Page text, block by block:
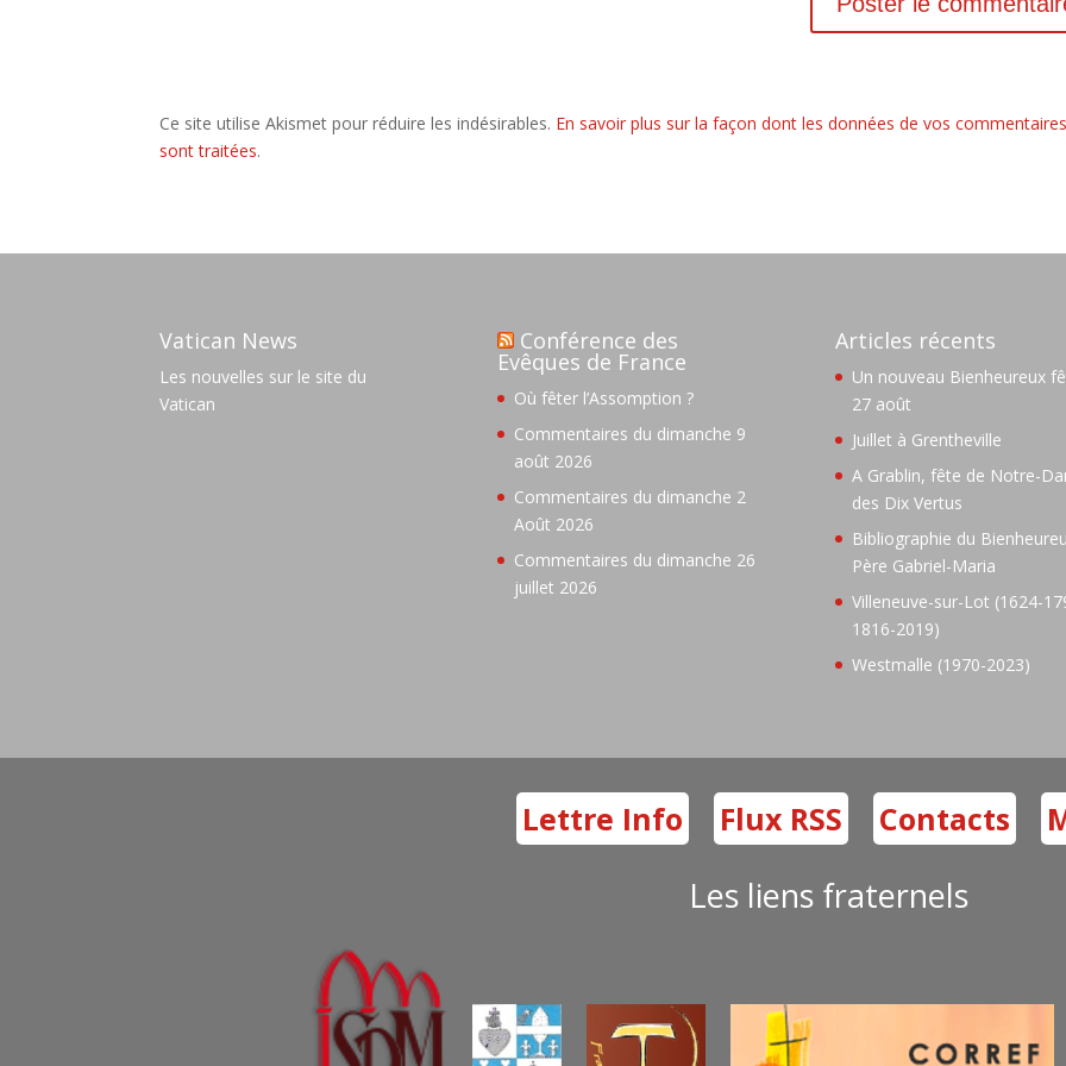
Ce site utilise Akismet pour réduire les indésirables. En savoir plus sur la façon dont les données de vos
sont traitées.
Vatican News
Les nouvelles sur le site du
Vatican
Conférence des
Evêques de France
Où fêter l’Assomption ?
Commentaires du dimanche 9
août 2026
Commentaires du dimanche 2
Août 2026
Commentaires du dimanche 26
juillet 2026
Articles récents
Un nouveau Bienheureux
27 août
Juillet à Grentheville
A Grablin, fête de Notre-
des Dix Vertus
Bibliographie du
Père Gabriel-Maria
Villeneuve-sur-Lot (1624-
1816-2019)
Westmalle (1970-2023)
Lettre Info Flux RSS Contacts
Les liens fraternels